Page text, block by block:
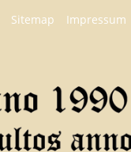
Sitemap Impressum